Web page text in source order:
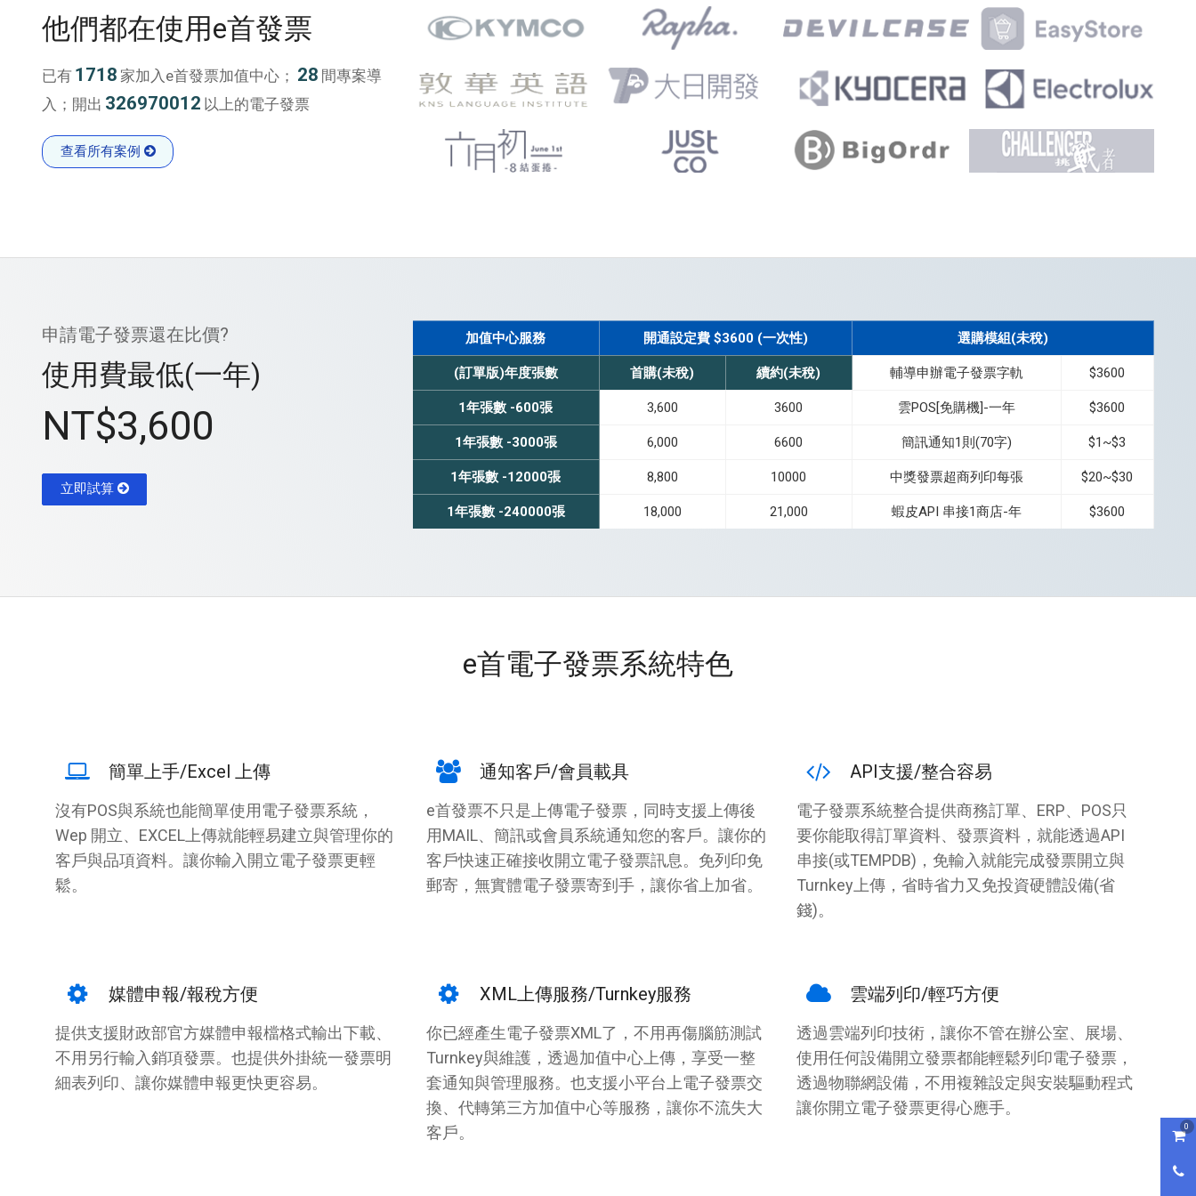
購
0
他們都在使用e首發票
已有 1718 家加入e首發票加值中心； 28 間專案導
入；開出 326970012 以上的電子發票
查看所有案例
申請電子發票還在比價?
使用費最低(一年)
NT$3,600
立即試算
加值中心服務 開通設定費 $3600 (一次性) 選購模組(未稅)
(訂單版)年度張數 首購(未稅) 續約(未稅) 輔導申辦電子發票字軌 $3600
1年張數 -600張 3,600 3600 雲POS[免購機]-一年 $3600
1年張數 -3000張 6,000 6600 簡訊通知1則(70字) $1~$3
1年張數 -12000張 8,800 10000 中獎發票超商列印每張 $20~$30
1年張數 -240000張 18,000 21,000 蝦皮API 串接1商店-年 $3600
e首電子發票系統特色
簡單上手/Excel 上傳
沒有POS與系統也能簡單使用電子發票系統，
Wep 開立、EXCEL上傳就能輕易建立與管理你的
客戶與品項資料。讓你輸入開立電子發票更輕
鬆。
通知客戶/會員載具
e首發票不只是上傳電子發票，同時支援上傳後
用MAIL、簡訊或會員系統通知您的客戶。讓你的
客戶快速正確接收開立電子發票訊息。免列印免
郵寄，無實體電子發票寄到手，讓你省上加省。
API支援/整合容易
電子發票系統整合提供商務訂單、ERP、POS只
要你能取得訂單資料、發票資料，就能透過API
串接(或TEMPDB)，免輸入就能完成發票開立與
Turnkey上傳，省時省力又免投資硬體設備(省
錢)。
媒體申報/報稅方便
提供支援財政部官方媒體申報檔格式輸出下載、
不用另行輸入銷項發票。也提供外掛統一發票明
細表列印、讓你媒體申報更快更容易。
XML上傳服務/Turnkey服務
你已經產生電子發票XML了，不用再傷腦筋測試
Turnkey與維護，透過加值中心上傳，享受一整
套通知與管理服務。也支援小平台上電子發票交
換、代轉第三方加值中心等服務，讓你不流失大
客戶。
雲端列印/輕巧方便
透過雲端列印技術，讓你不管在辦公室、展場、
使用任何設備開立發票都能輕鬆列印電子發票，
透過物聯網設備，不用複雜設定與安裝驅動程式
讓你開立電子發票更得心應手。